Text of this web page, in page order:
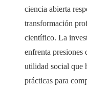
ciencia abierta
transformación
científico. La
enfrenta presiones
utilidad social que
prácticas para